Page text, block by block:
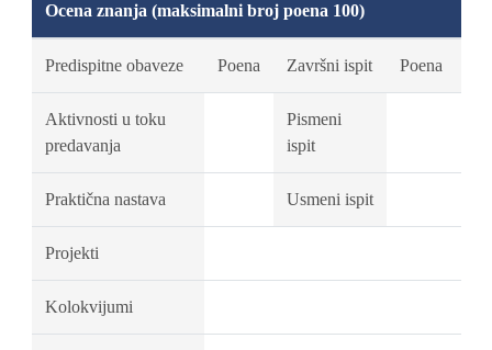
Ocena znanja (maksimalni broj poena 100)
Predispitne obaveze Poena Završni ispit Poena
Aktivnosti u toku
predavanja
Pismeni
ispit
Praktična nastava Usmeni ispit
Projekti
Kolokvijumi